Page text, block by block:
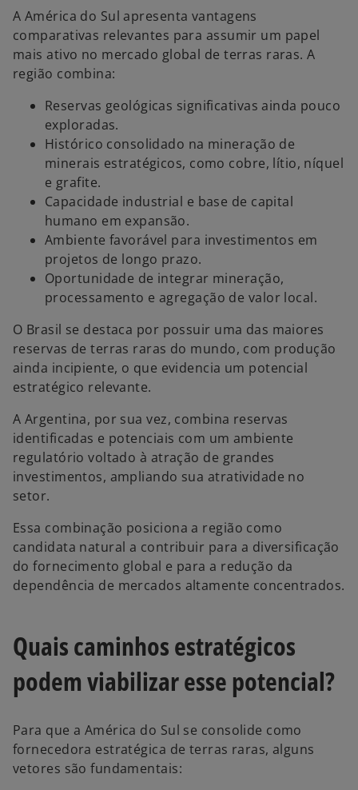
A América do Sul apresenta vantagens
comparativas relevantes para assumir um papel
mais ativo no mercado global de terras raras. A
região combina:
Reservas geológicas significativas ainda pouco
exploradas.
Histórico consolidado na mineração de
minerais estratégicos, como cobre, lítio, níquel
e grafite.
Capacidade industrial e base de capital
humano em expansão.
Ambiente favorável para investimentos em
projetos de longo prazo.
Oportunidade de integrar mineração,
processamento e agregação de valor local.
O Brasil se destaca por possuir uma das maiores
reservas de terras raras do mundo, com produção
ainda incipiente, o que evidencia um potencial
estratégico relevante.
A Argentina, por sua vez, combina reservas
identificadas e potenciais com um ambiente
regulatório voltado à atração de grandes
investimentos, ampliando sua atratividade no
setor.
Essa combinação posiciona a região como
candidata natural a contribuir para a diversificação
do fornecimento global e para a redução da
dependência de mercados altamente concentrados.
Quais caminhos estratégicos
podem viabilizar esse potencial?
Para que a América do Sul se consolide como
fornecedora estratégica de terras raras, alguns
vetores são fundamentais: